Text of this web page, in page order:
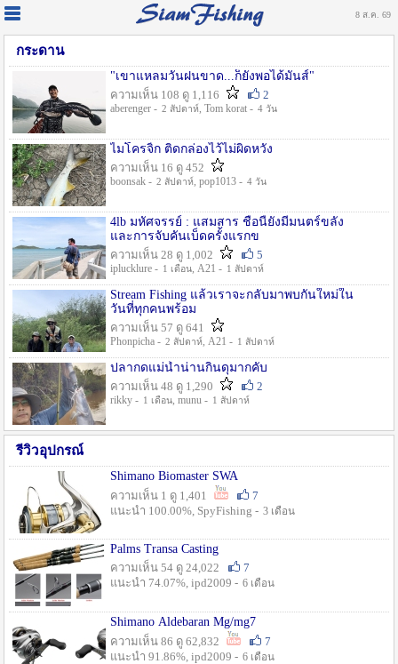
8 ส.ค. 69
กระดาน
"เขาแหลมวันฝนขาด...ก็ยังพอได้มันส์"
ความเห็น 108 ดู 1,116
2
aberenger - 2 สัปดาห์, Tom korat - 4 วัน
ไมโครจิ้ก ติดกล่องไว้ไม่ผิดหวัง
ความเห็น 16 ดู 452
boonsak - 2 สัปดาห์, pop1013 - 4 วัน
4lb มหัศจรรย์ : แสมสาร ชื่อนี้ยังมีมนตร์ขลัง
และการจับคันเบ็ดครั้งแรกข
ความเห็น 28 ดู 1,002
5
iplucklure - 1 เดือน, A21 - 1 สัปดาห์
Stream Fishing แล้วเราจะกลับมาพบกันใหม่ใน
วันที่ทุกคนพร้อม
ความเห็น 57 ดู 641
Phonpicha - 2 สัปดาห์, A21 - 1 สัปดาห์
ปลากดแม่น้ำน่านกินดุมากคับ
ความเห็น 48 ดู 1,290
2
rikky - 1 เดือน, munu - 1 สัปดาห์
รีวิวอุปกรณ์
Shimano Biomaster SWA
ความเห็น 1 ดู 1,401
7
แนะนำ 100.00%, SpyFishing - 3 เดือน
Palms Transa Casting
ความเห็น 54 ดู 24,022
7
แนะนำ 74.07%, ipd2009 - 6 เดือน
Shimano Aldebaran Mg/mg7
ความเห็น 86 ดู 62,832
7
แนะนำ 91.86%, ipd2009 - 6 เดือน